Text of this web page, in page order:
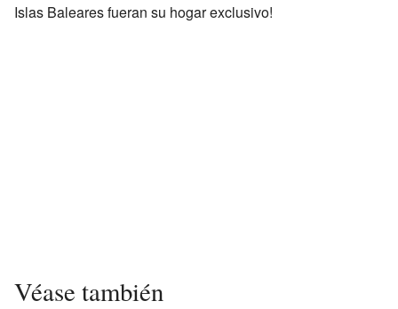
Islas Baleares fueran su hogar exclusivo!
Véase también